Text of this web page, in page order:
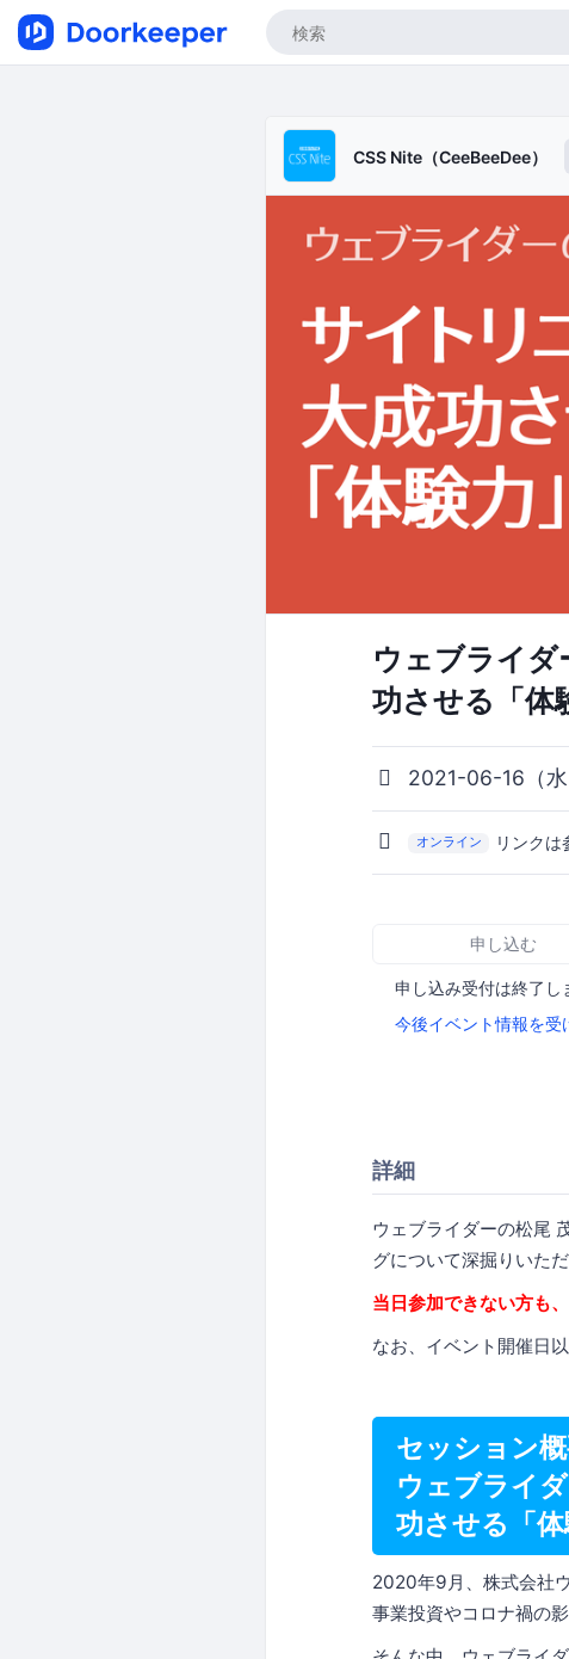
CSS Nite（CeeBeeDee）
ウェブライ
功させる「体
2021-06-16（
オンライン リンクは
申し込む
申し込み受付は終了し
今後イベント情報を受
詳細
ウェブライダーの松尾
グについて深掘りいただ
当日参加できない方も
なお、イベント開催日
セッション概
ウェブライ
功させる「
2020年9月、株式会社
事業投資やコロナ禍の